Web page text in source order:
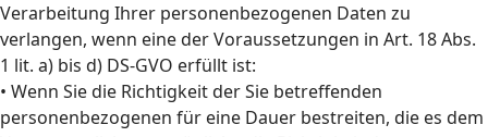
Verarbeitung Ihrer personenbezogenen Daten zu
verlangen, wenn eine der Voraussetzungen in Art. 18 Abs.
1 lit. a) bis d) DS-GVO erfüllt ist:
• Wenn Sie die Richtigkeit der Sie betreffenden
personenbezogenen für eine Dauer bestreiten, die es dem